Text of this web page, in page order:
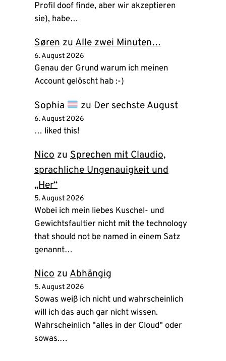
Profil doof finde, aber wir akzeptieren
sie), habe…
Søren zu Alle zwei Minuten…
6. August 2026
Genau der Grund warum ich meinen
Account gelöscht hab :-)
Sophia zu Der sechste August
6. August 2026
… liked this!
Nico zu Sprechen mit Claudio,
sprachliche Ungenauigkeit und
„Her“
5. August 2026
Wobei ich mein liebes Kuschel- und
Gewichtsfaultier nicht mit the technology
that should not be named in einem Satz
genannt…
Nico zu Abhängig
5. August 2026
Sowas weiß ich nicht und wahrscheinlich
will ich das auch gar nicht wissen.
Wahrscheinlich "alles in der Cloud" oder
sowas.…